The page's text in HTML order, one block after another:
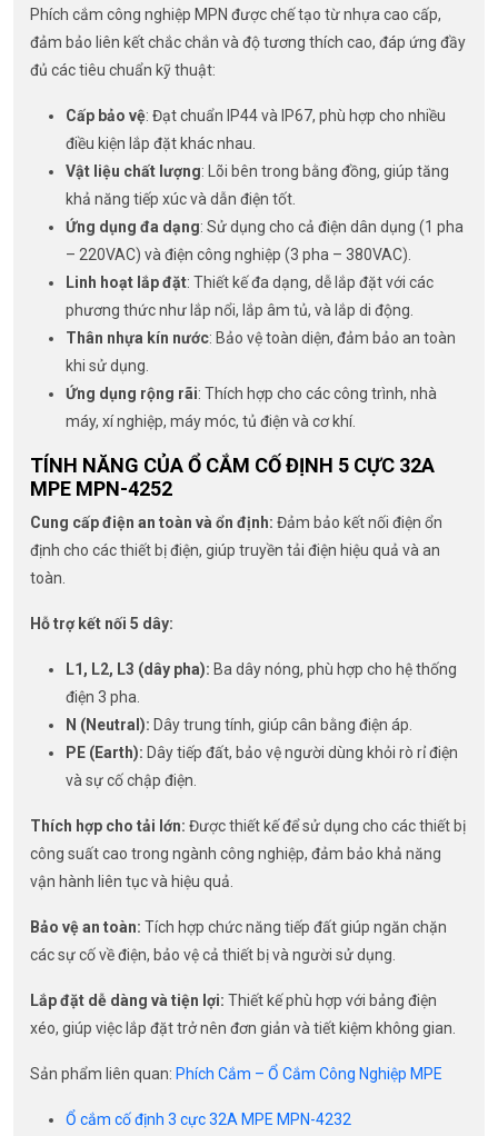
Phích cắm công nghiệp MPN được chế tạo từ nhựa cao cấp,
đảm bảo liên kết chắc chắn và độ tương thích cao, đáp ứng đầy
đủ các tiêu chuẩn kỹ thuật:
Cấp bảo vệ: Đạt chuẩn IP44 và IP67, phù hợp cho nhiều
điều kiện lắp đặt khác nhau.
Vật liệu chất lượng: Lõi bên trong bằng đồng, giúp tăng
khả năng tiếp xúc và dẫn điện tốt.
Ứng dụng đa dạng: Sử dụng cho cả điện dân dụng (1 pha
– 220VAC) và điện công nghiệp (3 pha – 380VAC).
Linh hoạt lắp đặt: Thiết kế đa dạng, dễ lắp đặt với các
phương thức như lắp nổi, lắp âm tủ, và lắp di động.
Thân nhựa kín nước: Bảo vệ toàn diện, đảm bảo an toàn
khi sử dụng.
Ứng dụng rộng rãi: Thích hợp cho các công trình, nhà
máy, xí nghiệp, máy móc, tủ điện và cơ khí.
TÍNH NĂNG CỦA Ổ CẮM CỐ ĐỊNH 5 CỰC 32A
MPE MPN-4252
Cung cấp điện an toàn và ổn định: Đảm bảo kết nối điện ổn
định cho các thiết bị điện, giúp truyền tải điện hiệu quả và an
toàn.
Hỗ trợ kết nối 5 dây:
L1, L2, L3 (dây pha): Ba dây nóng, phù hợp cho hệ thống
điện 3 pha.
N (Neutral): Dây trung tính, giúp cân bằng điện áp.
PE (Earth): Dây tiếp đất, bảo vệ người dùng khỏi rò rỉ điện
và sự cố chập điện.
Thích hợp cho tải lớn: Được thiết kế để sử dụng cho các thiết bị
công suất cao trong ngành công nghiệp, đảm bảo khả năng
vận hành liên tục và hiệu quả.
Bảo vệ an toàn: Tích hợp chức năng tiếp đất giúp ngăn chặn
các sự cố về điện, bảo vệ cả thiết bị và người sử dụng.
Lắp đặt dễ dàng và tiện lợi: Thiết kế phù hợp với bảng điện
xéo, giúp việc lắp đặt trở nên đơn giản và tiết kiệm không gian.
Sản phẩm liên quan: Phích Cắm – Ổ Cắm Công Nghiệp MPE
Ổ cắm cố định 3 cực 32A MPE MPN-4232